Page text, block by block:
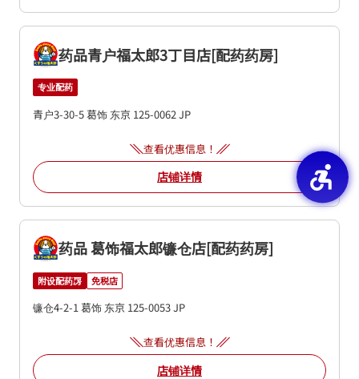
药品青户福太郎3丁目店[配药药房]
专业配药
青户3-30-5葛饰 东京 125-0062 JP
查看优惠信息！
店铺详情
药品 葛饰福太郎镰仓店[配药药房]
附设配药房 免税店
镰仓4-2-1葛饰 东京 125-0053JP
查看优惠信息！
店铺详情